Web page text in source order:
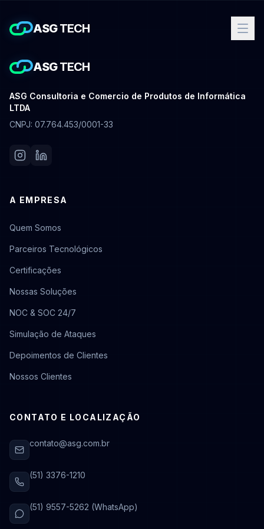
ASG TECH
ASG TECH
ASG Consultoria e Comercio de Produtos de Informática
LTDA
CNPJ: 07.764.453/0001-33
A EMPRESA
Quem Somos
Parceiros Tecnológicos
Certificações
Nossas Soluções
NOC & SOC 24/7
Simulação de Ataques
Depoimentos de Clientes
Nossos Clientes
CONTATO E LOCALIZAÇÃO
contato@asg.com.br
(51) 3376-1210
(51) 9557-5262 (WhatsApp)